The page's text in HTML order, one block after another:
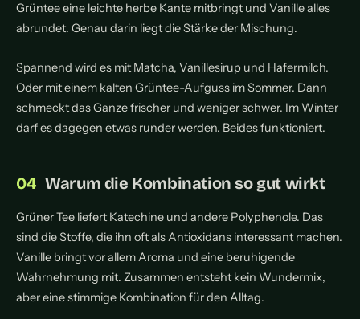
Grüntee eine leichte herbe Kante mitbringt und Vanille alles
abrundet. Genau darin liegt die Stärke der Mischung.
Spannend wird es mit Matcha, Vanillesirup und Hafermilch.
Oder mit einem kalten Grüntee-Aufguss im Sommer. Dann
schmeckt das Ganze frischer und weniger schwer. Im Winter
darf es dagegen etwas runder werden. Beides funktioniert.
Warum die Kombination so gut wirkt
Grüner Tee liefert Katechine und andere Polyphenole. Das
sind die Stoffe, die ihn oft als Antioxidans interessant machen.
Vanille bringt vor allem Aroma und eine beruhigende
Wahrnehmung mit. Zusammen entsteht kein Wundermix,
aber eine stimmige Kombination für den Alltag.